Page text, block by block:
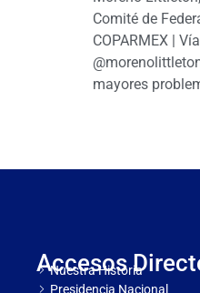
Comité de
COPARMEX |
mayores
Accesos
Nuestra Historia
Presidencia Nacional